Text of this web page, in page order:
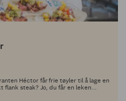
Héctor får frie tøyler til å lage en
flank steak? Jo, du får en leken